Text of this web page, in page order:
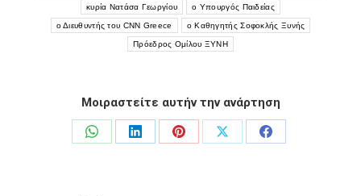
κυρία Νατάσα Γεωργίου ο Yπουργός Παιδείας
ο Διευθυντής του CNN Greece ο Καθηγητής Σοφοκλής Ξυνής
Πρόεδρος Ομίλου ΞΥΝΗ
Μοιραστείτε αυτήν την ανάρτηση
Share
Share
Share
Share
Share